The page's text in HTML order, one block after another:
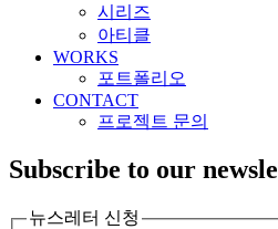
시리즈
아티클
WORKS
포트폴리오
CONTACT
프로젝트 문의
Subscribe to our
뉴스레터 신청